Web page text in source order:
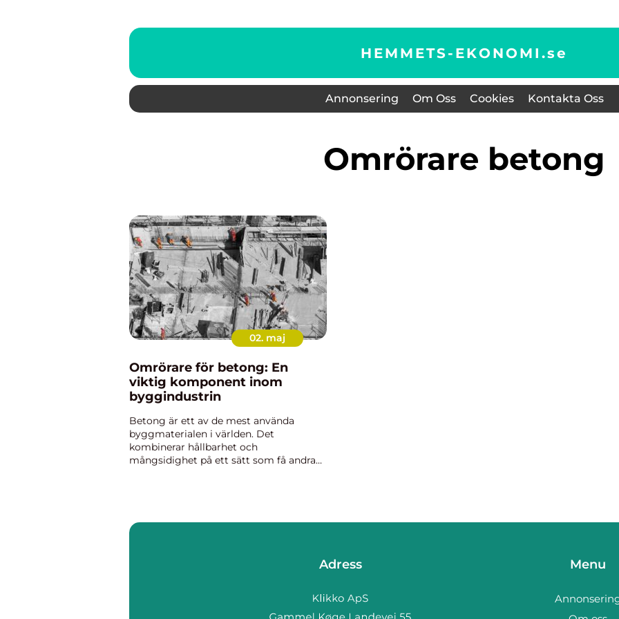
HEMMETS-EKONOMI.se
Annonsering Om Oss Cookies Kontakta Oss
omrörare betong
02. maj
Omrörare för betong: En
viktig komponent inom
byggindustrin
Betong är ett av de mest använda
byggmaterialen i världen. Det
kombinerar hållbarhet och
mångsidighet på ett sätt som få andra
Adress Menu